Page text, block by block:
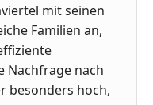
mit seinen
Familien an,
Nachfrage nach
besonders hoch,